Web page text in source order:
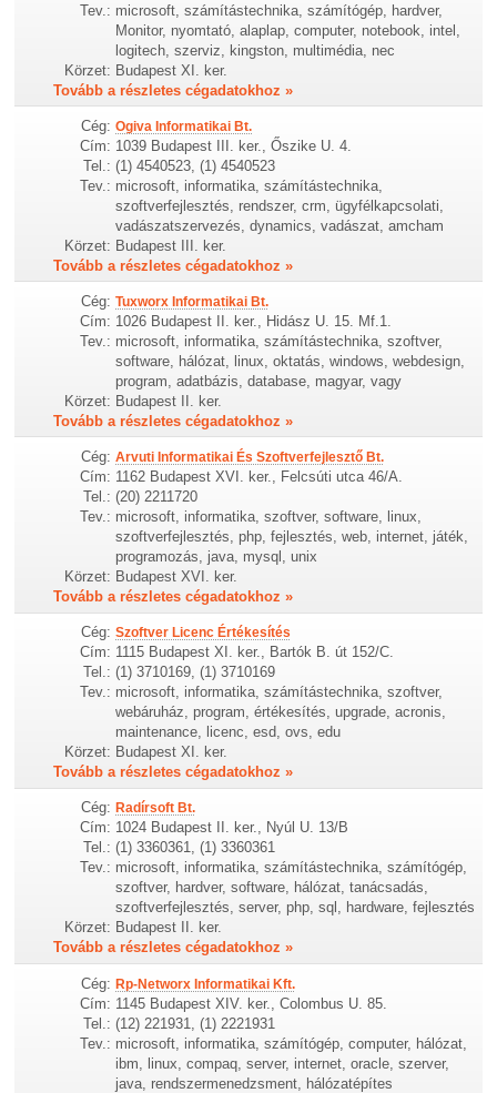
Tev.: microsoft, számítástechnika, számítógép, hardver,
Monitor, nyomtató, alaplap, computer, notebook, intel,
logitech, szerviz, kingston, multimédia, nec
Körzet: Budapest XI. ker.
Tovább a részletes cégadatokhoz »
Cég: Ogiva Informatikai Bt.
Cím: 1039 Budapest III. ker., Őszike U. 4.
Tel.: (1) 4540523, (1) 4540523
Tev.: microsoft, informatika, számítástechnika,
szoftverfejlesztés, rendszer, crm, ügyfélkapcsolati,
vadászatszervezés, dynamics, vadászat, amcham
Körzet: Budapest III. ker.
Tovább a részletes cégadatokhoz »
Cég: Tuxworx Informatikai Bt.
Cím: 1026 Budapest II. ker., Hidász U. 15. Mf.1.
Tev.: microsoft, informatika, számítástechnika, szoftver,
software, hálózat, linux, oktatás, windows, webdesign,
program, adatbázis, database, magyar, vagy
Körzet: Budapest II. ker.
Tovább a részletes cégadatokhoz »
Cég: Arvuti Informatikai És Szoftverfejlesztő Bt.
Cím: 1162 Budapest XVI. ker., Felcsúti utca 46/A.
Tel.: (20) 2211720
Tev.: microsoft, informatika, szoftver, software, linux,
szoftverfejlesztés, php, fejlesztés, web, internet, játék,
programozás, java, mysql, unix
Körzet: Budapest XVI. ker.
Tovább a részletes cégadatokhoz »
Cég: Szoftver Licenc Értékesítés
Cím: 1115 Budapest XI. ker., Bartók B. út 152/C.
Tel.: (1) 3710169, (1) 3710169
Tev.: microsoft, informatika, számítástechnika, szoftver,
webáruház, program, értékesítés, upgrade, acronis,
maintenance, licenc, esd, ovs, edu
Körzet: Budapest XI. ker.
Tovább a részletes cégadatokhoz »
Cég: Radírsoft Bt.
Cím: 1024 Budapest II. ker., Nyúl U. 13/B
Tel.: (1) 3360361, (1) 3360361
Tev.: microsoft, informatika, számítástechnika, számítógép,
szoftver, hardver, software, hálózat, tanácsadás,
szoftverfejlesztés, server, php, sql, hardware, fejlesztés
Körzet: Budapest II. ker.
Tovább a részletes cégadatokhoz »
Cég: Rp-Networx Informatikai Kft.
Cím: 1145 Budapest XIV. ker., Colombus U. 85.
Tel.: (12) 221931, (1) 2221931
Tev.: microsoft, informatika, számítógép, computer, hálózat,
ibm, linux, compaq, server, internet, oracle, szerver,
java, rendszermenedzsment, hálózatépítes